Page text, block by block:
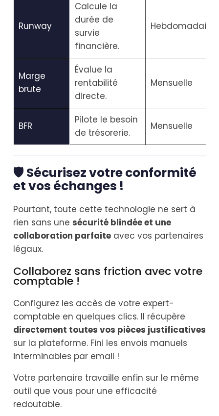
Runway
Calcule la
durée de
survie
financière.
Hebdomadaire
Marge
brute
Évalue la
rentabilité
directe.
Mensuelle
BFR
Pilote le besoin
de trésorerie.
Mensuelle
🛡️ Sécurisez votre conformité
et vos échanges !
Pourtant, toute cette technologie ne sert à
rien sans une sécurité blindée et une
collaboration parfaite avec vos partenaires
légaux.
Collaborez sans friction avec votre
comptable !
Configurez les accès de votre expert-
comptable en quelques clics. Il récupère
directement toutes vos pièces justificatives
sur la plateforme. Fini les envois manuels
interminables par email !
Votre partenaire travaille enfin sur le même
outil que vous pour une efficacité
redoutable.